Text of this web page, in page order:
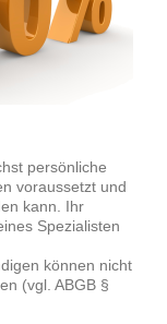
persönliche
voraussetzt und
kann. Ihr
Spezialisten
können nicht
(vgl. ABGB §